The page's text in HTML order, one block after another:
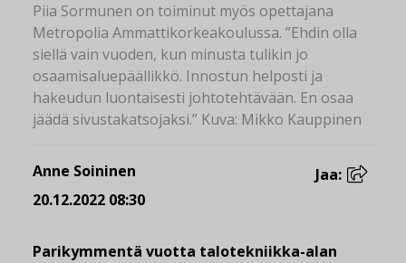
Piia Sormunen on toiminut myös opettajana
Metropolia Ammattikorkeakoulussa. ”Ehdin olla
siellä vain vuoden, kun minusta tulikin jo
osaamisaluepäällikkö. Innostun helposti ja
hakeudun luontaisesti johtotehtävään. En osaa
jäädä sivustakatsojaksi.” Kuva: Mikko Kauppinen
Anne Soininen
20.12.2022 08:30
Jaa:
Parikymmentä vuotta talotekniikka-alan